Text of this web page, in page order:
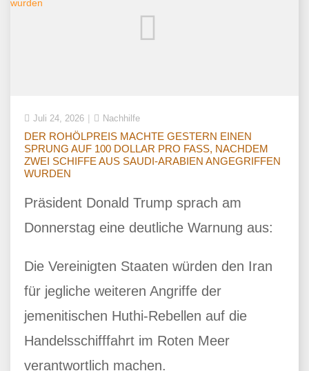
Juli 24, 2026 Nachhilfe
DER ROHÖLPREIS MACHTE GESTERN EINEN
SPRUNG AUF 100 DOLLAR PRO FASS, NACHDEM
ZWEI SCHIFFE AUS SAUDI-ARABIEN ANGEGRIFFEN
WURDEN
Präsident Donald Trump sprach am
Donnerstag eine deutliche Warnung aus:
Die Vereinigten Staaten würden den Iran
für jegliche weiteren Angriffe der
jemenitischen Huthi-Rebellen auf die
Handelsschifffahrt im Roten Meer
verantwortlich machen.